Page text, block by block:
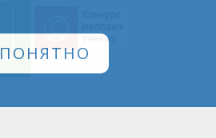
ПОНЯТНО